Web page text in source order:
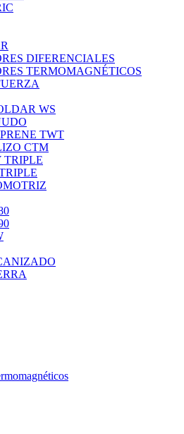
DIFERENCIALES
TERMOMAGNÉTICOS
WS
TWT
CTM
TRIPLE